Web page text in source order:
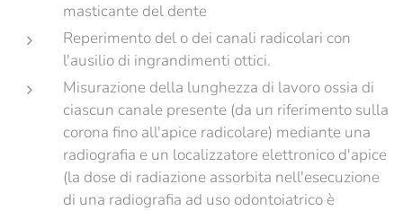
masticante del dente
Reperimento del o dei canali radicolari con
l'ausilio di ingrandimenti ottici.
Misurazione della lunghezza di lavoro ossia di
ciascun canale presente (da un riferimento sulla
corona fino all'apice radicolare) mediante una
radiografia e un localizzatore elettronico d'apice
(la dose di radiazione assorbita nell'esecuzione
di una radiografia ad uso odontoiatrico è